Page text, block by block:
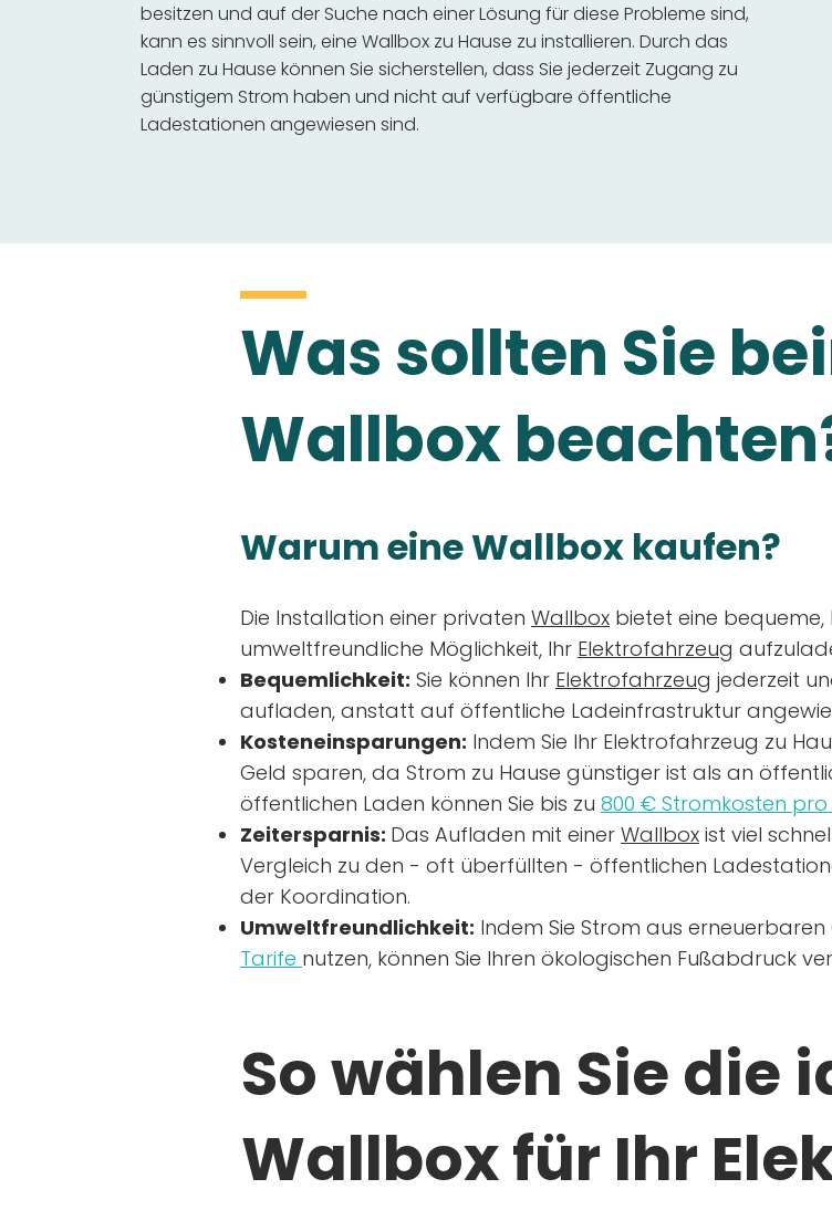
besitzen und auf der Suche nach einer Lösung für diese Probleme sind,
kann es sinnvoll sein, eine Wallbox zu Hause zu installieren. Durch das
Laden zu Hause können Sie sicherstellen, dass Sie jederzeit Zugang zu
günstigem Strom haben und nicht auf verfügbare öffentliche
Ladestationen angewiesen sind.
Was sollten Sie
Wallbox
Warum eine Wallbox kaufen?
Die Installation einer privaten Wallbox bietet eine
umweltfreundliche Möglichkeit, Ihr Elektrofahrzeug
Bequemlichkeit: Sie können Ihr Elektrofahrzeug jederzeit
aufladen, anstatt auf öffentliche Ladeinfrastruktur
Kosteneinsparungen: Indem Sie Ihr Elektrofahrzeug zu
Geld sparen, da Strom zu Hause günstiger ist als an
öffentlichen Laden können Sie bis zu 800 € Stromkosten
Zeitersparnis: Das Aufladen mit einer Wallbox ist viel
Vergleich zu den - oft überfüllten - öffentlichen
der Koordination.
Umweltfreundlichkeit: Indem Sie Strom aus
Tarife nutzen, können Sie Ihren ökologischen Fußabdruck
So wählen Sie die
Wallbox für Ihr